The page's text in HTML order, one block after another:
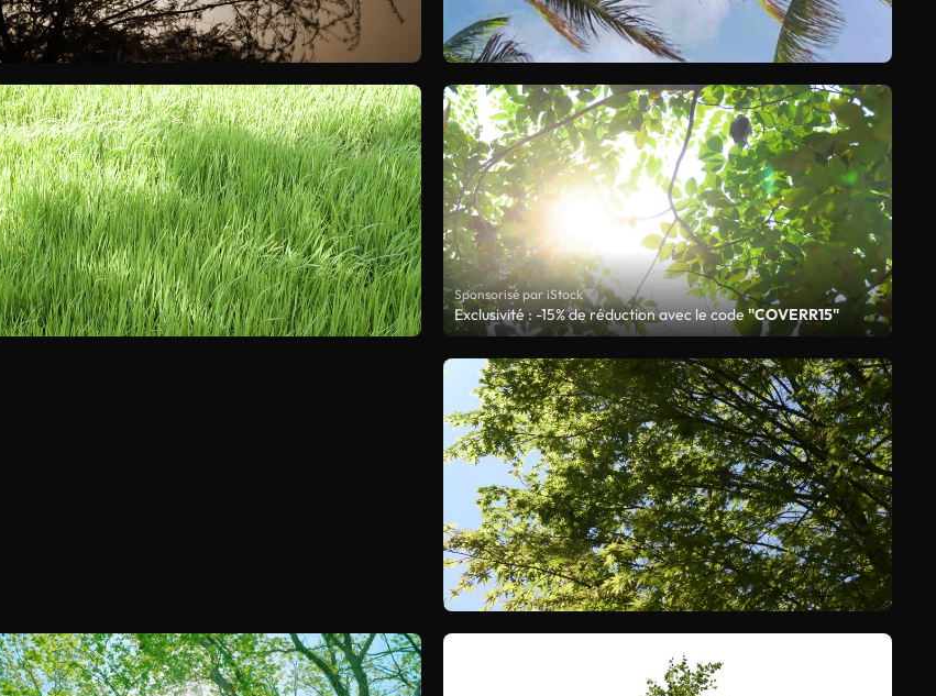
Sponsorisé par iStock
Exclusivité : -15% de réduction avec le code "COVERR15"